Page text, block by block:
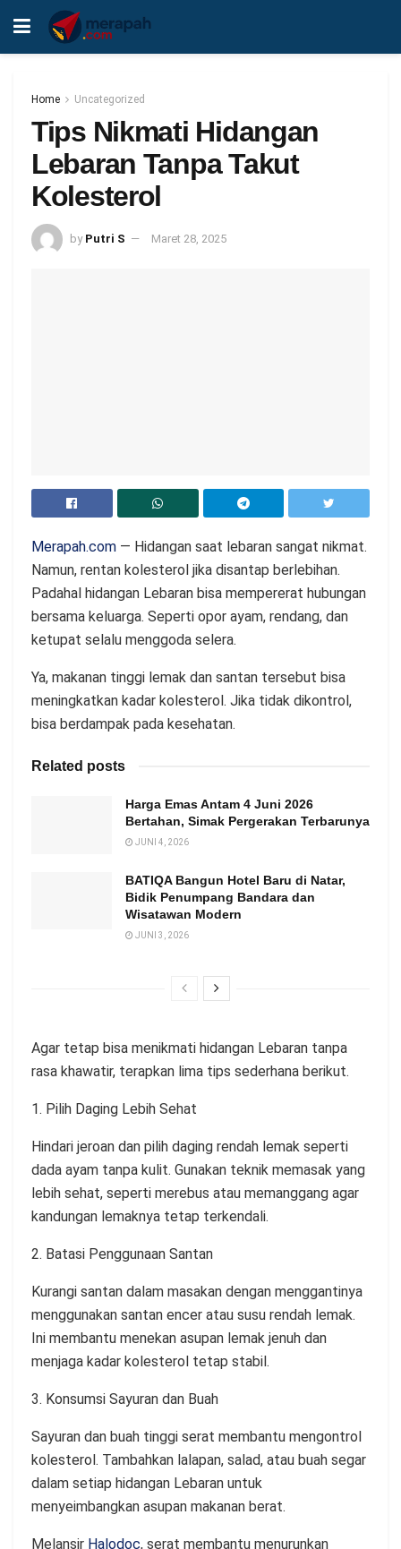
Home Uncategorized
Tips Nikmati Hidangan
Lebaran Tanpa Takut
Kolesterol
by Putri S Maret 28, 2025
Merapah.com — Hidangan saat lebaran sangat nikmat.
Namun, rentan kolesterol jika disantap berlebihan.
Padahal hidangan Lebaran bisa mempererat hubungan
bersama keluarga. Seperti opor ayam, rendang, dan
ketupat selalu menggoda selera.
Ya, makanan tinggi lemak dan santan tersebut bisa
meningkatkan kadar kolesterol. Jika tidak dikontrol,
bisa berdampak pada kesehatan.
Related posts
Harga Emas Antam 4 Juni 2026
Bertahan, Simak Pergerakan Terbarunya
JUNI 4, 2026
BATIQA Bangun Hotel Baru di Natar,
Bidik Penumpang Bandara dan
Wisatawan Modern
JUNI 3, 2026
Agar tetap bisa menikmati hidangan Lebaran tanpa
rasa khawatir, terapkan lima tips sederhana berikut.
1. Pilih Daging Lebih Sehat
Hindari jeroan dan pilih daging rendah lemak seperti
dada ayam tanpa kulit. Gunakan teknik memasak yang
lebih sehat, seperti merebus atau memanggang agar
kandungan lemaknya tetap terkendali.
2. Batasi Penggunaan Santan
Kurangi santan dalam masakan dengan menggantinya
menggunakan santan encer atau susu rendah lemak.
Ini membantu menekan asupan lemak jenuh dan
menjaga kadar kolesterol tetap stabil.
3. Konsumsi Sayuran dan Buah
Sayuran dan buah tinggi serat membantu mengontrol
kolesterol. Tambahkan lalapan, salad, atau buah segar
dalam setiap hidangan Lebaran untuk
menyeimbangkan asupan makanan berat.
Melansir Halodoc, serat membantu menurunkan